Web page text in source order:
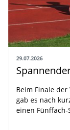
29.07.2026
Beim Finale
gab es nach
einen Fünffach-